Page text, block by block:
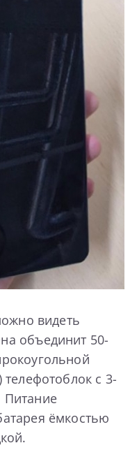
видеть
объединит 50-
с 3-
Питание
ёмкостью